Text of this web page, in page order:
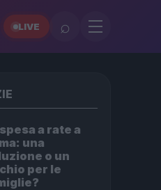
LIVE ⌕
a rate a
una
o un
per le